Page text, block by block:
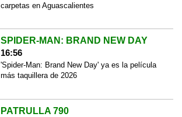
carpetas en Aguascalientes
SPIDER-MAN: BRAND NEW DAY
16:56
'Spider-Man: Brand New Day' ya es la película
más taquillera de 2026
PATRULLA 790